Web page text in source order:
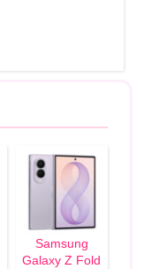
Samsung
Galaxy Z Fold